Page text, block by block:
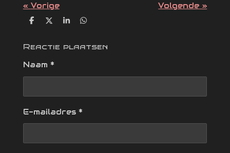
« Vorige Volgende »
D
e
D
l
S
r
D
e
Reactie plaatsen
Naam *
E-mailadres *